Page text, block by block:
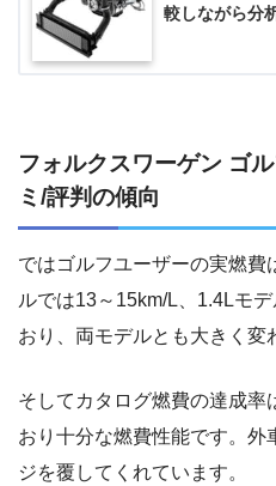
較しながら分
フォルクスワーゲン ゴ
ミ/評判の傾向
ではゴルフユーザーの実燃費
ルでは13～15km/L、1.4Lモ
おり、両モデルとも大きく変
そしてカタログ燃費の達成率
おり十分な燃費性能です。外
ジを覆してくれています。